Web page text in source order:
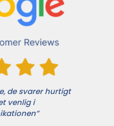
de svarer hurtigt
venlig i